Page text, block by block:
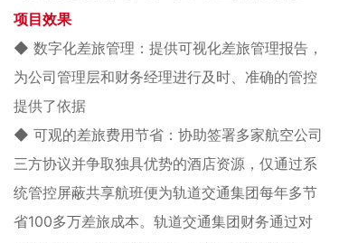
项目效果
◆ 数字化差旅管理：提供可视化差旅管理报告，
为公司管理层和财务经理进行及时、准确的管控
提供了依据
◆ 可观的差旅费用节省：协助签署多家航空公司
三方协议并争取独具优势的酒店资源，仅通过系
统管控屏蔽共享航班便为轨道交通集团每年多节
省100多万差旅成本。 轨道交通集团财务通过对